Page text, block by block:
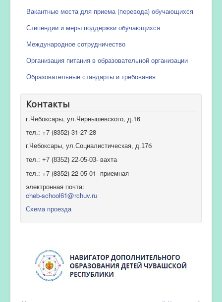
Вакантные места для приема (перевода) обучающихся
Стипендии и меры поддержки обучающихся
Международное сотрудничество
Организация питания в образовательной организации
Образовательные стандарты и требования
Контакты
г.Чебоксары, ул.Чернышевского, д.16
тел.: +7 (8352) 31-27-28
г.Чебоксары, ул.Социалистическая, д.17б
тел.: +7 (8352) 22-05-03- вахта
тел.: +7 (8352) 22-05-01- приемная
электронная почта:
cheb-school61@rchuv.ru
Схема проезда